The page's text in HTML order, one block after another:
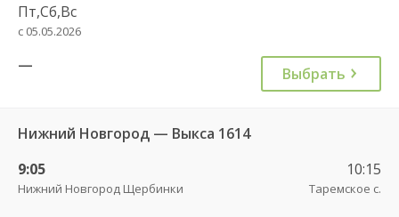
Пт,Сб,Вс
с 05.05.2026
— Выбрать
Нижний Новгород — Выкса 1614
9:05
Нижний Новгород Щербинки
10:15
Таремское с.